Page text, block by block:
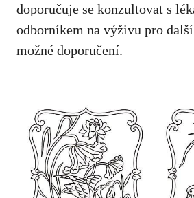
doporučuje se konzultovat s
⁣odborníkem na výživu pro
možné doporučení.